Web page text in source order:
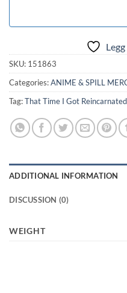
SKU: 151863
Categories:ANIME & SPILL
Tag:That Time I Got
ADDITIONAL INFORMATION
DISCUSSION (0)
WEIGHT